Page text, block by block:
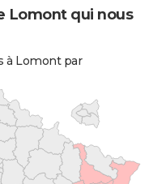
Lomont qui nous
à Lomont par